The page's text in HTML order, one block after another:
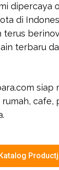
dipercaya
di
terus
terbaru
siap
cafe,